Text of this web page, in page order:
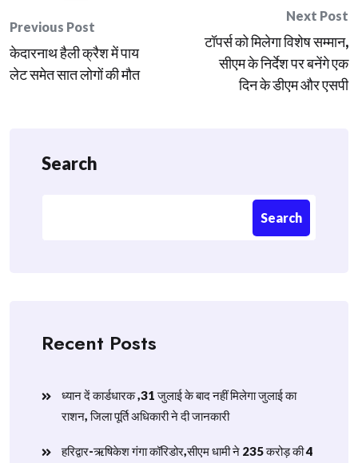
Post
navigation
Previous Post
केदारनाथ हैली क्रैश में पाय
लेट समेत सात लोगों की मौत
Next Post
टॉपर्स को मिलेगा विशेष सम्मान,
सीएम के निर्देश पर बनेंगे एक
दिन के डीएम और एसपी
Search
Search
Recent Posts
ध्यान दें कार्डधारक ,31 जुलाई के बाद नहीं मिलेगा जुलाई का
राशन, जिला पूर्ति अधिकारी ने दी जानकारी
हरिद्वार-ऋषिकेश गंगा कॉरिडोर,सीएम धामी ने 235 करोड़ की 4